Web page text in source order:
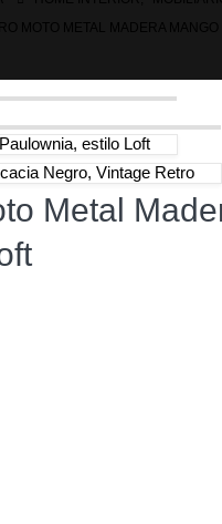
estilo Loft
Negro, Vintage Retro
Metal